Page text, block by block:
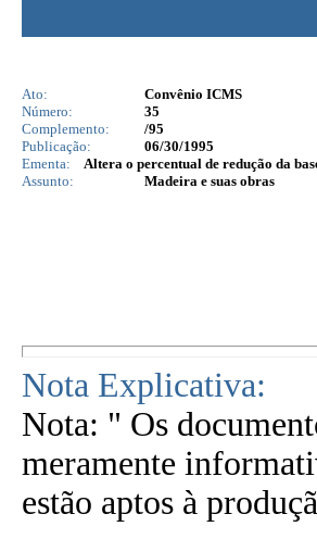
Ato:
Convênio ICMS
Número:
35
Complemento:
/95
Publicação:
06/30/1995
Ementa:
Altera o percentual de redução da
Assunto:
Madeira e suas obras
Nota Explicativa:
Nota: " Os
meramente
estão aptos à